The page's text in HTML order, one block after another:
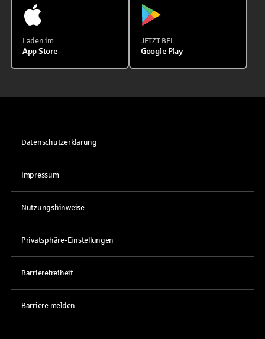
Laden im
App Store
JETZT BEI
Google Play
Datenschutzerklärung
Impressum
Nutzungshinweise
Privatsphäre-Einstellungen
Barrierefreiheit
Barriere melden